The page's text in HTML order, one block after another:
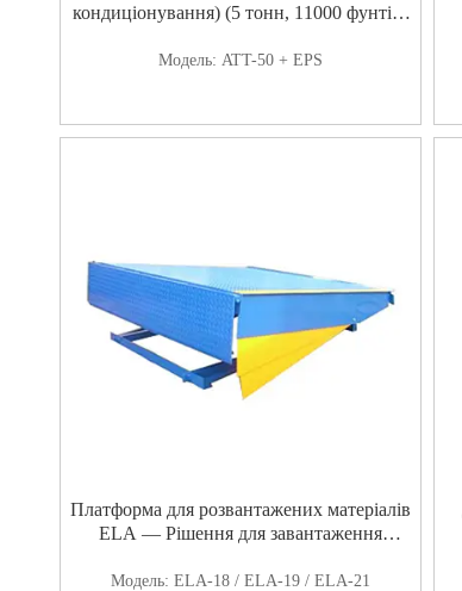
кондиціонування) (5 тонн, 11000 фунтів)
(система EPS) Дуже проста в керуванні
Модель: ATT-50 + EPS
Платформа для розвантажених матеріалів
ELA — Рішення для завантаження
Модель: ELA-18 / ELA-19 / ELA-21